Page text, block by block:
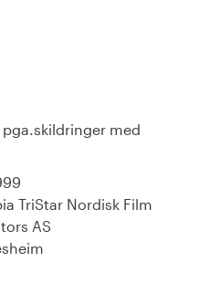
pga.skildringer med
TriStar Nordisk Film
AS